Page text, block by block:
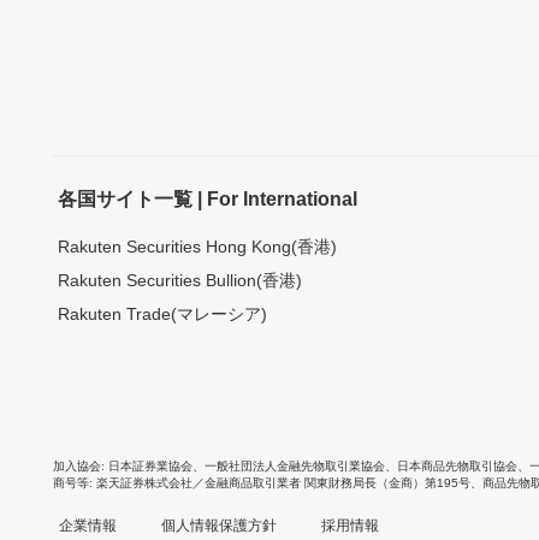
各国サイト一覧 | For International
Rakuten Securities Hong Kong(香港)
Rakuten Securities Bullion(香港)
Rakuten Trade(マレーシア)
加入協会 日本証券業協会 一般社団法人金融先物取引業協会 日本商品先物取引協会
商号等 楽天証券株式会社／金融商品取引業者 関東財務局長（金商）第195号、商品先物
企業情報 個人情報保護方針 採用情報